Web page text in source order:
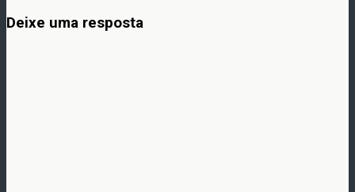
Deixe uma resposta